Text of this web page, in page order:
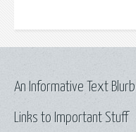
Links to Important Stuff
An Informative Text Blurb